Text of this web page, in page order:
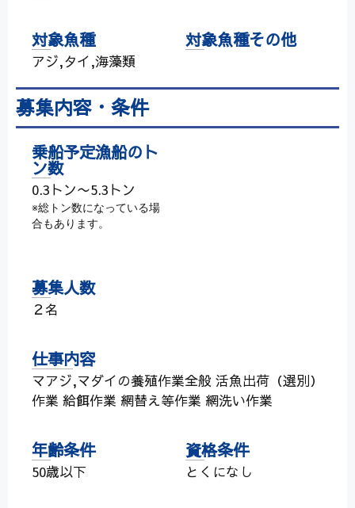
対象魚種
アジ,タイ,海藻類
対象魚種その他
募集内容・条件
乗船予定漁船のト
ン数
0.3トン〜5.3トン
※総トン数になっている場
合もあります。
募集人数
２名
仕事内容
マアジ,マダイの養殖作業全般 活魚出荷（選別）
作業 給餌作業 網替え等作業 網洗い作業
年齢条件
50歳以下
資格条件
とくになし